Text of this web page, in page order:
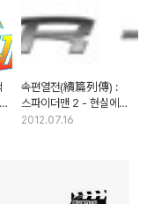
속편열전(續篇列傳) :
스파이더맨 2 - 현실에
짓눌린 히어로의 초상 (1부)
2012.07.16